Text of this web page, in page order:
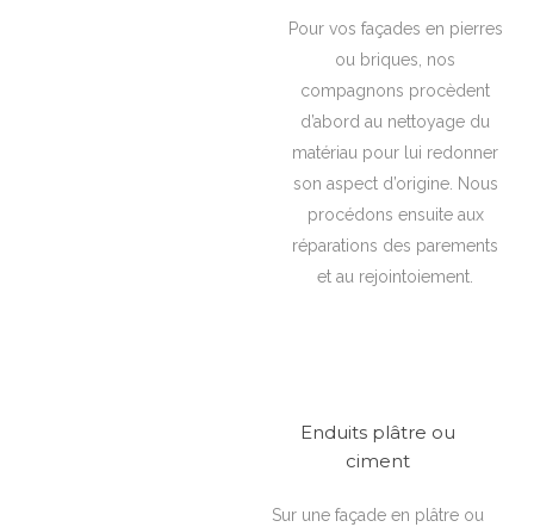
Pour vos façades en pierres
ou briques, nos
compagnons procèdent
d’abord au nettoyage du
matériau pour lui redonner
son aspect d’origine. Nous
procédons ensuite aux
réparations des parements
et au rejointoiement.
Enduits plâtre ou
ciment
Sur une façade en plâtre ou